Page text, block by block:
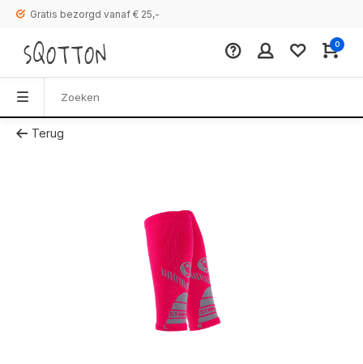
Gratis bezorgd vanaf € 25,-
0
Terug